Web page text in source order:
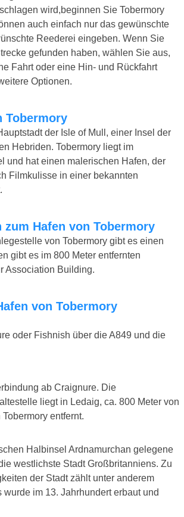
wird,beginnen Sie Tobermory
auch einfach nur das gewünschte
Reederei eingeben. Wenn Sie
gefunden haben, wählen Sie aus,
Fahrt oder eine Hin- und Rückfahrt
Optionen.
Tobermory
der Isle of Mull, einer Insel der
Hebriden. Tobermory liegt im
und hat einen malerischen Hafen, der
Filmkulisse in einer bekannten
zum Hafen von Tobermory
von Tobermory gibt es einen
gibt es im 800 Meter entfernten
Association Building.
von Tobermory
oder Fishnish über die A849 und die
ab Craignure. Die
liegt in Ledaig, ca. 800 Meter von
entfernt.
Halbinsel Ardnamurchan gelegene
westlichste Stadt Großbritanniens. Zu
der Stadt zählt unter anderem
wurde im 13. Jahrhundert erbaut und